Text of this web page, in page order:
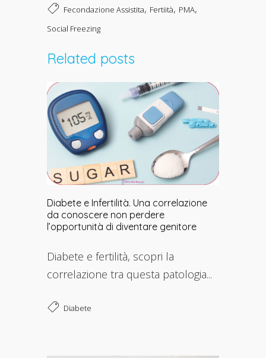
Fecondazione Assistita, Fertiità, PMA,
Social Freezing
Related posts
Diabete e Infertilità. Una correlazione
da conoscere non perdere
l’opportunità di diventare genitore
Diabete e fertilità, scopri la
correlazione tra questa patologia...
Diabete